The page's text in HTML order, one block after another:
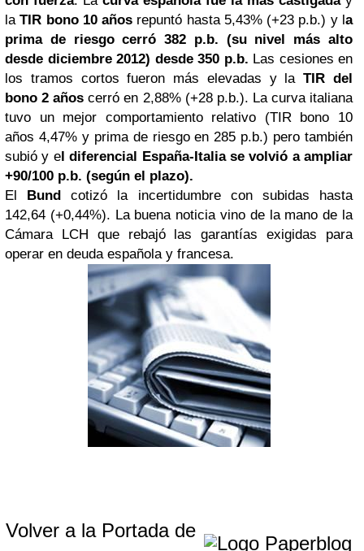
laTIR bono10 años repuntó hasta 5,43% (+23 p.b.) y la
prima de riesgo cerró 382 p.b. (su nivel más alto
desde diciembre 2012) desde 350 p.b. Las cesiones en
los tramos cortos fueron más elevadas y laTIR del
bono 2 años cerró en 2,88% (+28 p.b.). La curva italiana
tuvo un mejor comportamiento relativo (TIR bono 10
años 4,47% y prima de riesgo en 285 p.b.) pero también
subió y el diferencial España-Italia se volvió a ampliar
+90/100 p.b. (según el plazo).
El Bund cotizó la incertidumbre con subidas hasta
142,64 (+0,44%). La buena noticia vino de la mano de la
Cámara LCH que rebajó las garantías exigidas para
operar en deuda española y francesa.
Volver a la Portada de